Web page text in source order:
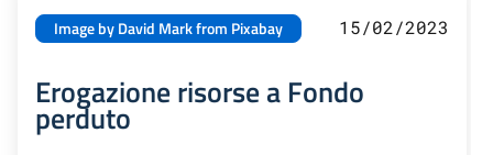
Image by David Mark from Pixabay 15/02/2023
Erogazione risorse a Fondo
perduto